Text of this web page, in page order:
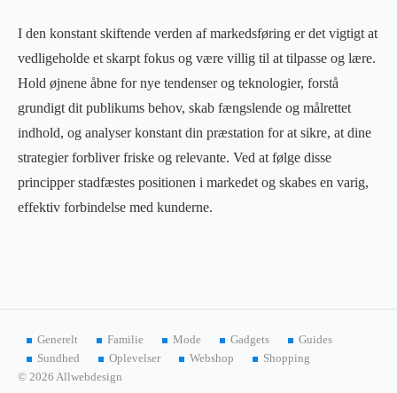
I den konstant skiftende verden af markedsføring er det vigtigt at
vedligeholde et skarpt fokus og være villig til at tilpasse og lære.
Hold øjnene åbne for nye tendenser og teknologier, forstå
grundigt dit publikums behov, skab fængslende og målrettet
indhold, og analyser konstant din præstation for at sikre, at dine
strategier forbliver friske og relevante. Ved at følge disse
principper stadfæstes positionen i markedet og skabes en varig,
effektiv forbindelse med kunderne.
Generelt Familie Mode Gadgets
Guides
Sundhed
Oplevelser Webshop
Shopping
© 2026 Allwebdesign